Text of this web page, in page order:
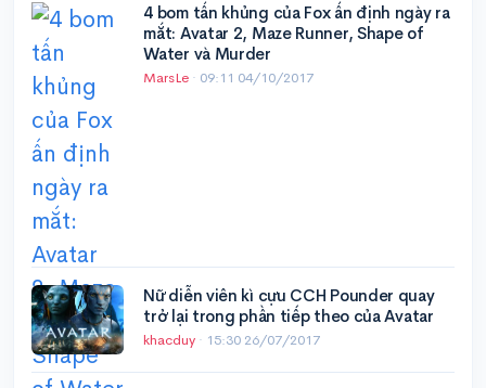
4 bom tấn khủng của Fox ấn định ngày ra
mắt: Avatar 2, Maze Runner, Shape of
Water và Murder
MarsLe · 09:11 04/10/2017
Nữ diễn viên kì cựu CCH Pounder quay
trở lại trong phần tiếp theo của Avatar
khacduy · 15:30 26/07/2017